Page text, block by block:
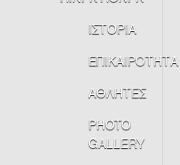
ΙΣΤΟΡΙΑ
ΕΠΙΚΑΙΡΟΤΗΤΑ
ΑΘΛΗΤΕΣ
PHOTO
GALLERY